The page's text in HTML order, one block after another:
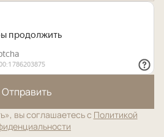
Отправить
вы соглашаетесь с Политикой